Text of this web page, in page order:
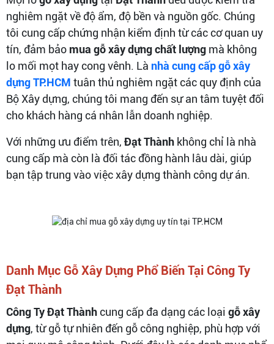
nghiêm ngặt về độ ẩm, độ bền và nguồn gốc. Chúng
tôi cung cấp chứng nhận kiểm định từ các cơ quan uy
tín, đảm bảo mua gỗ xây dựng chất lượng mà không
lo mối mọt hay cong vênh. Là nhà cung cấp gỗ xây
dựng TP.HCM tuân thủ nghiêm ngặt các quy định của
Bộ Xây dựng, chúng tôi mang đến sự an tâm tuyệt đối
cho khách hàng cá nhân lẫn doanh nghiệp.
Với những ưu điểm trên, Đạt Thành không chỉ là nhà
cung cấp mà còn là đối tác đồng hành lâu dài, giúp
bạn tập trung vào việc xây dựng thành công dự án.
Danh Mục Gỗ Xây Dựng Phổ Biến Tại Công Ty
Đạt Thành
Công Ty Đạt Thànhcung cấp đa dạng các loại gỗ xây
dựng, từ gỗ tự nhiên đến gỗ công nghiệp, phù hợp với